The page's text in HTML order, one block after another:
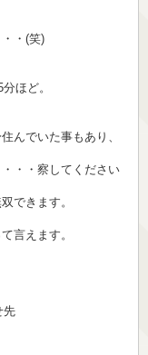
・(笑)
ほど。
んでいた事もあり、
・・察してください
できます。
言えます。
先